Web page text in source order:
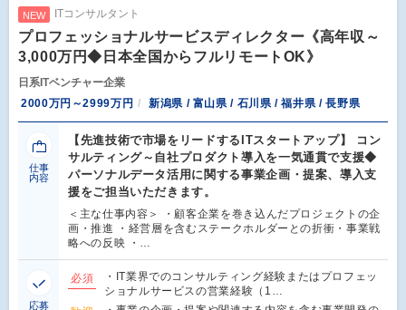
NEW ITコンサルタント
プロフェッショナルサービスディレクター《高年収～
3,000万円◆日本全国からフルリモートOK》
日系ITベンチャー企業
2000万円～2999万円
新潟県 / 富山県 / 石川県 / 福井県 / 長野県
仕事
内容
【先進技術で市場をリードするITスタートアップ】 コン
サルティング～自社プロダクト導入を一気通貫で支援◆
パーソナルデータ活用に関する事業企画・提案、導入支
援をご担当いただきます。
＜主な仕事内容＞ ・顧客企業を巻き込んだプロジェクトの企
画・推進 ・経営層を含むステークホルダーとの折衝・事業戦
略への反映 ・…
応募
必須
・IT業界でのコンサルティング経験またはプロフェッ
ショナルサービスの営業経験（1…